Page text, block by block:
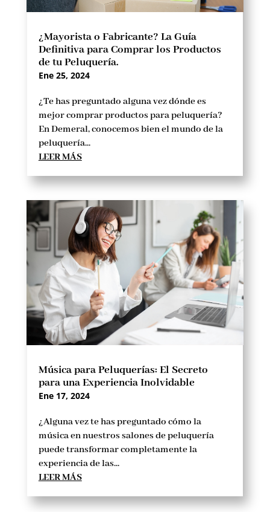
¿Mayorista o Fabricante? La Guía
Definitiva para Comprar los Productos
de tu Peluquería.
Ene 25, 2024
¿Te has preguntado alguna vez dónde es
mejor comprar productos para peluquería?
En Demeral, conocemos bien el mundo de la
peluquería...
LEER MÁS
Música para Peluquerías: El Secreto
para una Experiencia Inolvidable
Ene 17, 2024
¿Alguna vez te has preguntado cómo la
música en nuestros salones de peluquería
puede transformar completamente la
experiencia de las...
LEER MÁS